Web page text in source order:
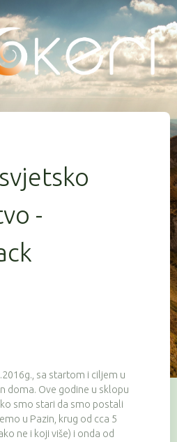
-
sa startom i ciljem u
doma. Ove godine u sklopu
smo stari da smo postali
u Pazin, krug od cca 5
ne i koji više) i onda od